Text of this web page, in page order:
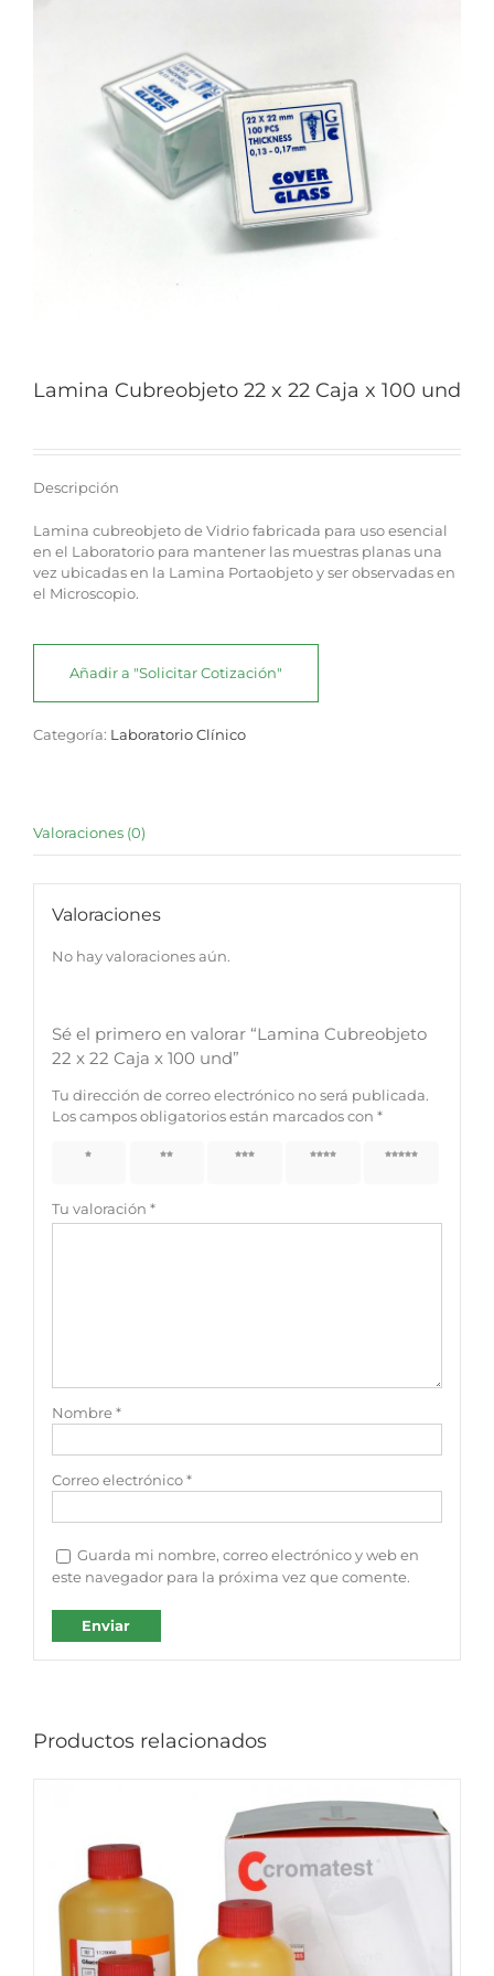
Lamina Cubreobjeto 22 x 22 Caja x 100 und
Descripción
Lamina cubreobjeto de Vidrio fabricada para uso esencial
en el Laboratorio para mantener las muestras planas una
vez ubicadas en la Lamina Portaobjeto y ser observadas en
el Microscopio.
Añadir a "Solicitar Cotización"
Categoría: Laboratorio Clínico
Valoraciones (0)
Valoraciones
No hay valoraciones aún.
Sé el primero en valorar “Lamina Cubreobjeto
22 x 22 Caja x 100 und”
Tu dirección de correo electrónico no será publicada.
Los campos obligatorios están marcados con *
1 de 5
2 de 5
3 de 5
4 de 5
5 de 5
Tu valoración *
Nombre*
Correo electrónico*
Guarda mi nombre, correo electrónico y web en
este navegador para la próxima vez que comente.
Productos relacionados